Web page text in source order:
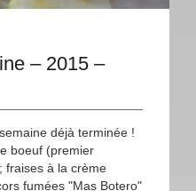
– 2015 –
déjà terminée !
boeuf (premier
fraises à la crème
fumées "Mas Botero"